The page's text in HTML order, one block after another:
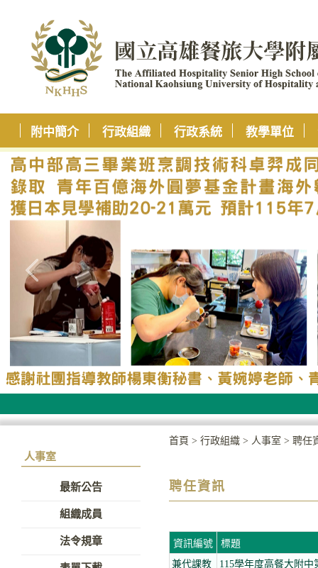
附中簡介 行政組織 行政系統 教學單位
人事室
最新公告
組織成員
法令規章
首頁 > 行政組織 > 人事室 > 聘任
聘任資訊
資訊編號
標題
兼代課教
115學年度高餐大附